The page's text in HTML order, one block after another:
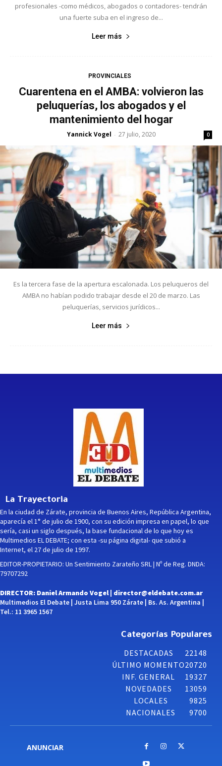
profesionales -como médicos, abogados o contadores- tendrán
una fuerte suba en el ingreso de...
Leer más
PROVINCIALES
Cuarentena en el AMBA: volvieron las
peluquerías, los abogados y el
mantenimiento del hogar
Yannick Vogel - 27 julio, 2020 0
Es la tercera fase de la apertura escalonada. Los peluqueros del
AMBA no habían podido trabajar desde el 20 de marzo. Las
peluquerías, servicios jurídicos...
Leer más
La Trayectoria
En la ciudad de Zárate, provincia de Buenos Aires, República Argentina,
aparecía el 1° de julio de 1900, con su edición impresa en papel, lo que
sería, casi un siglo después, la base fundacional de lo que hoy es
Multimedios EL DEBATE; con esta -su página digital- que subió a
Internet, el 27 de julio de 1997.
EDITOR-PROPIETARIO: Un Sentimiento Zarateño SRL | Nº de Reg. DNDA:
79707292
DIRECTOR: Daniel Armando Vogel | director@eldebate.com.ar
Multimedios El Debate | Justa Lima 950 Zárate | Bs. As. Argentina |
Tel.: 11 3965 1567
Categorías Populares
DESTACADAS
22148
ÚLTIMO MOMENTO20720
INF. GENERAL
19327
NOVEDADES
13059
LOCALES
9825
NACIONALES
9700
ANUNCIAR